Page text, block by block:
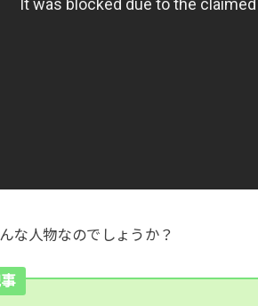
な人物なのでしょうか？